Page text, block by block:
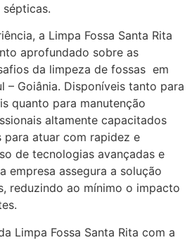
a Limpa Fossa Santa Rita
aprofundado sobre as
da limpeza de fossas em
– Goiânia. Disponíveis tanto para
quanto para manutenção
altamente capacitados
atuar com rapidez e
de tecnologias avançadas e
empresa assegura a solução
reduzindo ao mínimo o impacto
Limpa Fossa Santa Rita com a